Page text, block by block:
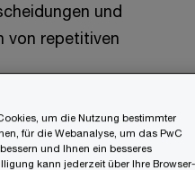
und
von repetitiven
bereits in den
sind, zeigt eine
um die Nutzung bestimmter
für die Webanalyse, um das PwC
und Ihnen ein besseres
kann jederzeit über Ihre Browser-